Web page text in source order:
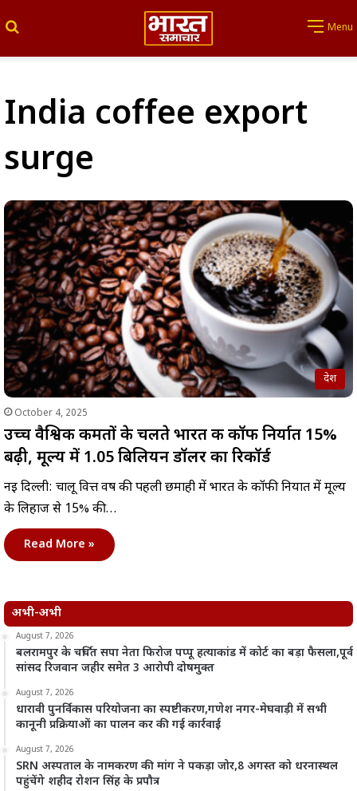
Menu
India coffee export
surge
देश
October 4, 2025
उच्च वैश्विक कीमतों के चलते भारत की कॉफी निर्यात 15%
बढ़ी, मूल्य में 1.05 बिलियन डॉलर का रिकॉर्ड
नई दिल्ली: चालू वित्त वर्ष की पहली छमाही में भारत के कॉफी निर्यात में मूल्य
के लिहाज से 15% की…
Read More »
अभी-अभी
August 7, 2026
बलरामपुर के चर्चित सपा नेता फिरोज पप्पू हत्याकांड में कोर्ट का बड़ा फैसला,पूर्व
सांसद रिजवान जहीर समेत 3 आरोपी दोषमुक्त
August 7, 2026
धारावी पुनर्विकास परियोजना का स्पष्टीकरण,गणेश नगर-मेघवाड़ी में सभी
कानूनी प्रक्रियाओं का पालन कर की गई कार्रवाई
August 7, 2026
SRN अस्पताल के नामकरण की मांग ने पकड़ा जोर,8 अगस्त को धरनास्थल
पहुंचेंगे शहीद रोशन सिंह के प्रपौत्र